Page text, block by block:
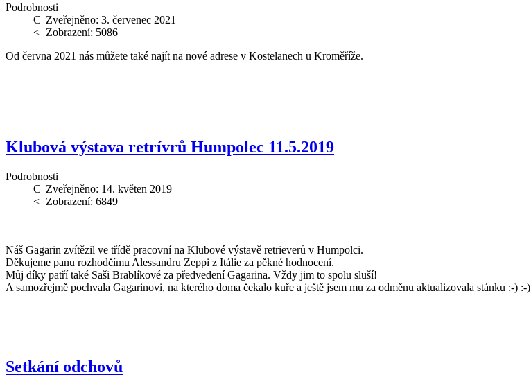
Podrobnosti
Zveřejněno: 3. červenec 2021
Zobrazení: 5086
Od června 2021 nás můžete také najít na nové adrese v Kostelanech u Kroměříže.
Klubová výstava retrívrů Humpolec 11.5.2019
Podrobnosti
Zveřejněno: 14. květen 2019
Zobrazení: 6849
Náš Gagarin zvítězil ve třídě pracovní na Klubové výstavě retrieverů v Humpolci.
Děkujeme panu rozhodčímu Alessandru Zeppi z Itálie za pěkné hodnocení.
Můj díky patří také Saši Brablíkové za předvedení Gagarina. Vždy jim to spolu sluší!
A samozřejmě pochvala Gagarinovi, na kterého doma čekalo kuře a ještě jsem mu za odměnu aktualizovala stánku :-) :-)
Setkání odchovů